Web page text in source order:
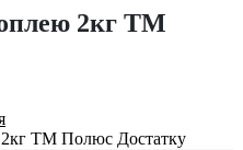
2кг ТМ
ТМ Полюс Достатку